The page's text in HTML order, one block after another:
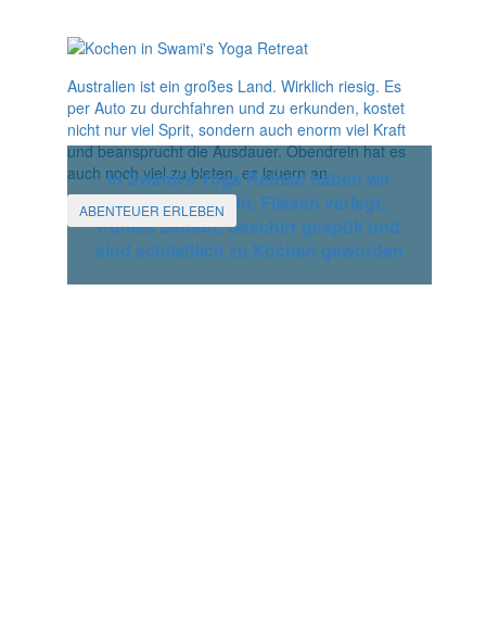
In Swami's Yoga Retreat haben wir
Zimmer gemacht, Fliesen verlegt,
Ponies betreut, Geschirr gespült und
sind schließlich zu Köchen geworden
Australien ist ein großes Land. Wirklich riesig. Es
per Auto zu durchfahren und zu erkunden, kostet
nicht nur viel Sprit, sondern auch enorm viel Kraft
und beansprucht die Ausdauer. Obendrein hat es
auch noch viel zu bieten, es lauern an
ABENTEUER ERLEBEN